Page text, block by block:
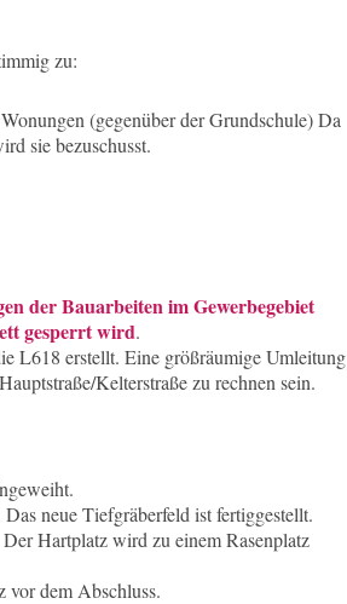
zu:
(gegenüber der Grundschule) Da
sie bezuschusst.
der Bauarbeiten im Gewerbegebiet
gesperrt wird.
L618 erstellt. Eine größräumige Umleitung
Kelterstraße zu rechnen sein.
neue Tiefgräberfeld ist fertiggestellt.
Hartplatz wird zu einem Rasenplatz
vor dem Abschluss.